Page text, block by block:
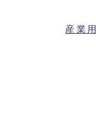
産業